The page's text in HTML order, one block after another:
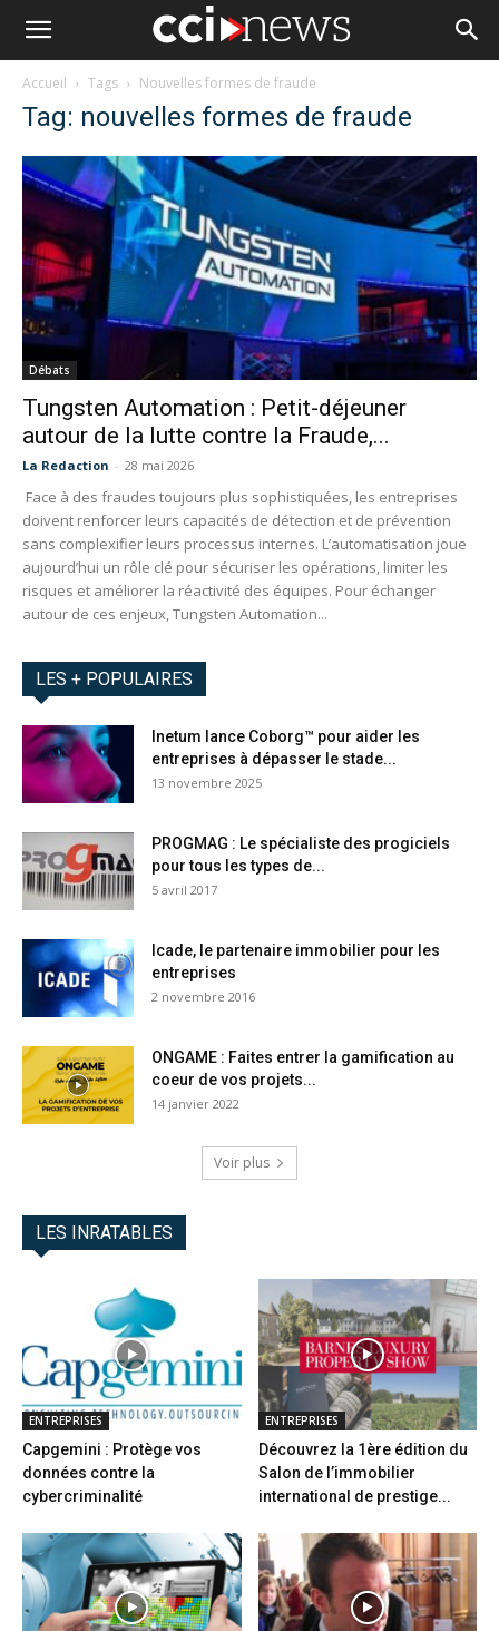
Accueil Tags Nouvelles formes de fraude
Tag: nouvelles formes de fraude
Débats
Tungsten Automation : Petit-déjeuner
autour de la lutte contre la Fraude,...
La Redaction - 28 mai 2026
Face à des fraudes toujours plus sophistiquées, les entreprises
doivent renforcer leurs capacités de détection et de prévention
sans complexifier leurs processus internes. L’automatisation joue
aujourd’hui un rôle clé pour sécuriser les opérations, limiter les
risques et améliorer la réactivité des équipes. Pour échanger
autour de ces enjeux, Tungsten Automation...
LES + POPULAIRES
Inetum lance Coborg™ pour aider les
entreprises à dépasser le stade...
13 novembre 2025
PROGMAG : Le spécialiste des progiciels
pour tous les types de...
5 avril 2017
Icade, le partenaire immobilier pour les
entreprises
2 novembre 2016
ONGAME : Faites entrer la gamification au
coeur de vos projets...
14 janvier 2022
Voir plus
LES INRATABLES
ENTREPRISES
Capgemini : Protège vos
données contre la
cybercriminalité
ENTREPRISES
Découvrez la 1ère édition du
Salon de l’immobilier
international de prestige...